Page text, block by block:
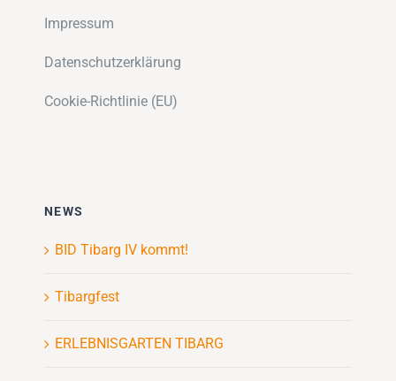
Impressum
Datenschutzerklärung
Cookie-Richtlinie (EU)
NEWS
BID Tibarg IV kommt!
Tibargfest
ERLEBNISGARTEN TIBARG